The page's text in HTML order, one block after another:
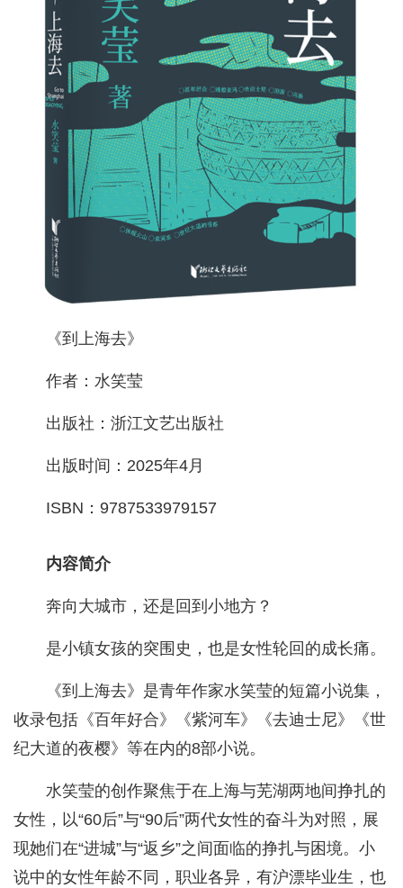
《到上海去》
作者：水笑莹
出版社：浙江文艺出版社
出版时间：2025年4月
ISBN：9787533979157
内容简介
奔向大城市，还是回到小地方？
是小镇女孩的突围史，也是女性轮回的成长痛。
《到上海去》是青年作家水笑莹的短篇小说集，
收录包括《百年好合》《紫河车》《去迪士尼》《世
纪大道的夜樱》等在内的8部小说。
水笑莹的创作聚焦于在上海与芜湖两地间挣扎的
女性，以“60后”与“90后”两代女性的奋斗为对照，展
现她们在“进城”与“返乡”之间面临的挣扎与困境。小
说中的女性年龄不同，职业各异，有沪漂毕业生，也